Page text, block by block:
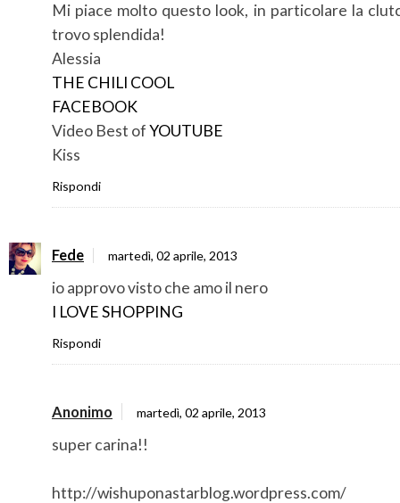
Mi piace molto questo look, in particolare la
trovo splendida!
Alessia
THE CHILI COOL
FACEBOOK
Video Best ofYOUTUBE
Kiss
Rispondi
Fede martedì, 02 aprile, 2013
io approvo visto che amo il nero
I LOVE SHOPPING
Rispondi
Anonimo martedì, 02 aprile, 2013
super carina!!
http://wishuponastarblog.wordpress.com/